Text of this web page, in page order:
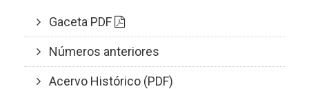
Gaceta PDF
Números anteriores
Acervo Histórico (PDF)